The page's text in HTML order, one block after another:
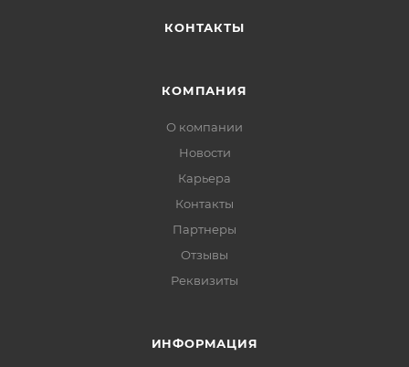
КОНТАКТЫ
КОМПАНИЯ
О компании
Новости
Карьера
Контакты
Партнеры
Отзывы
Реквизиты
ИНФОРМАЦИЯ